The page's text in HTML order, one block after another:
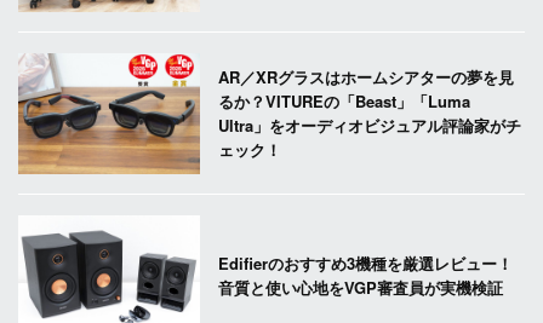
AR／XRグラスはホームシアターの夢を見
るか？VITUREの「Beast」「Luma
Ultra」をオーディオビジュアル評論家がチ
ェック！
Edifierのおすすめ3機種を厳選レビュー！
音質と使い心地をVGP審査員が実機検証